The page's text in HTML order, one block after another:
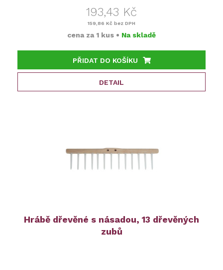
193,43 Kč
159,86 Kč bez DPH
cena za 1 kus • Na skladě
PŘIDAT DO KOŠÍKU
DETAIL
Hrábě dřevěné s násadou, 13 dřevěných
zubů